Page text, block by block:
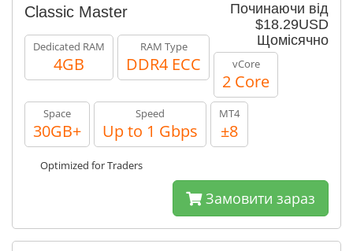
Починаючи від
$18.29USD
Щомісячно
Classic Master
Dedicated RAM
4GB
RAM Type
DDR4 ECC vCore
2 Core
Space
30GB+
Speed
Up to 1 Gbps
MT4
±8
Optimized for Traders
Замовити зараз